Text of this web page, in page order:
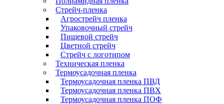
Стрейч-пленка
Агрострейч пленка
Упаковочный стрейч
Пищевой стрейч
Цветной стрейч
Стрейч с логотипом
Техническая пленка
Термоусадочная пленка
Термоусадочная пленка ПВД
Термоусадочная пленка ПВХ
Термоусадочная пленка ПОФ